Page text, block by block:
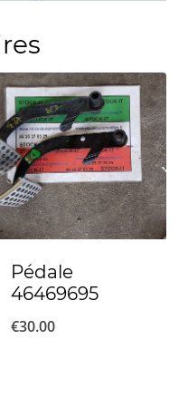
Pédale
46469695
€30.00